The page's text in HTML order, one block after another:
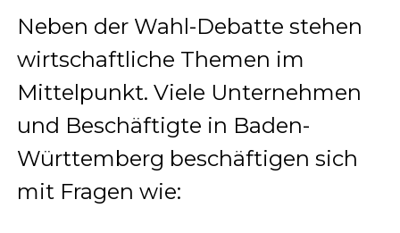
Neben der Wahl-Debatte stehen
wirtschaftliche Themen im
Mittelpunkt. Viele Unternehmen
und Beschäftigte in Baden-
Württemberg beschäftigen sich
mit Fragen wie: